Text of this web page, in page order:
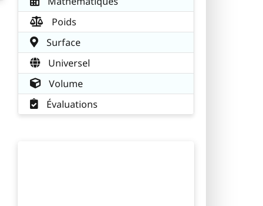
Poids
Surface
Universel
Volume
Évaluations